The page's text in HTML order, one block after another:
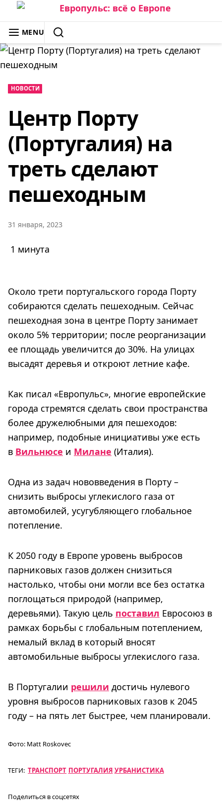
Skip
to
content
ЕВРОПУЛЬС: ВСЁ О ЕВРОПЕ
MENU
SEARCH
НОВОСТИ
Центр Порту
(Португалия) на
треть сделают
пешеходным
31 января, 2023
1 минута
Около трети португальского города Порту
собираются сделать пешеходным. Сейчас
пешеходная зона в центре Порту занимает
около 5% территории; после реорганизации
ее площадь увеличится до 30%. На улицах
высадят деревья и откроют летние кафе.
Как писал «Европульс», многие европейские
города стремятся сделать свои пространства
более дружелюбными для пешеходов:
например, подобные инициативы уже есть
в Вильнюсе и Милане (Италия).
Одна из задач нововведения в Порту –
снизить выбросы углекислого газа от
автомобилей, усугубляющего глобальное
потепление.
К 2050 году в Европе уровень выбросов
парниковых газов должен снизиться
настолько, чтобы они могли все без остатка
поглощаться природой (например,
деревьями). Такую цель поставил Евросоюз в
рамках борьбы с глобальным потеплением,
немалый вклад в который вносят
автомобильные выбросы углекислого газа.
В Португалии решили достичь нулевого
уровня выбросов парниковых газов к 2045
году – на пять лет быстрее, чем планировали.
Фото: Matt Roskovec
ТЕГИ: ТРАНСПОРТ ПОРТУГАЛИЯ УРБАНИСТИКА
Поделиться в соцсетях